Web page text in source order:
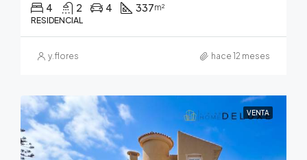
4 2 4 337m²
RESIDENCIAL
y.flores hace 12 meses
VENTA